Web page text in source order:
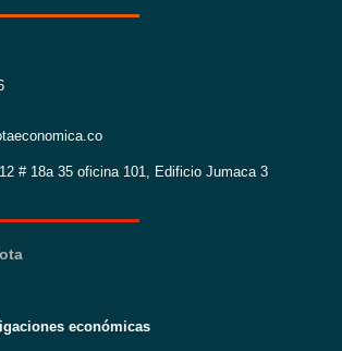
# 18a 35 oficina 101, Edificio Jumaca 3
económicas